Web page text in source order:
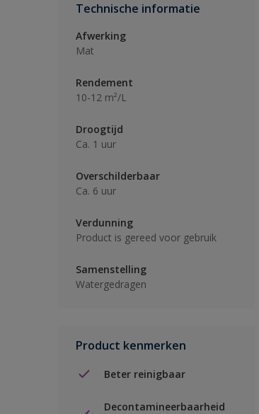
Technische informatie
Afwerking
Mat
Rendement
10-12 m²/L
Droogtijd
Ca. 1 uur
Overschilderbaar
Ca. 6 uur
Verdunning
Product is gereed voor gebruik
Samenstelling
Watergedragen
Product kenmerken
Beter reinigbaar
Decontamineerbaarheid